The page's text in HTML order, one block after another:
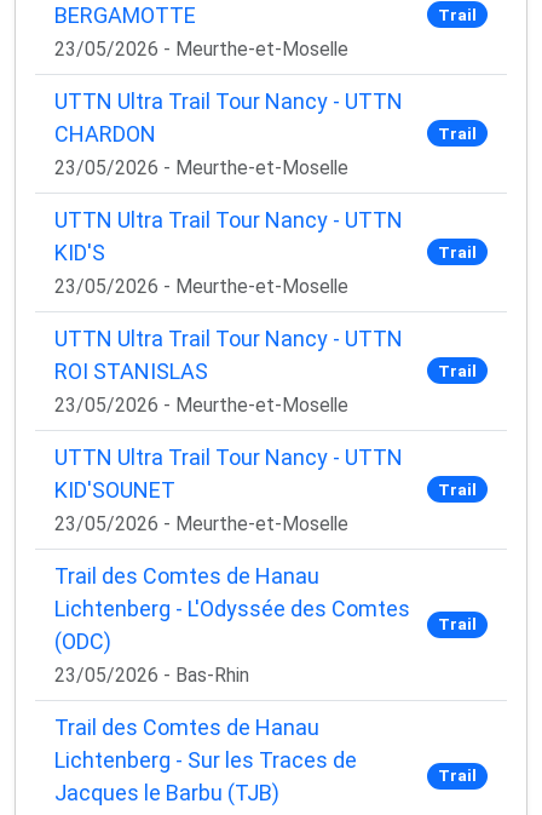
BERGAMOTTE
23/05/2026 - Meurthe-et-Moselle
Trail
UTTN Ultra Trail Tour Nancy - UTTN
CHARDON
23/05/2026 - Meurthe-et-Moselle
Trail
UTTN Ultra Trail Tour Nancy - UTTN
KID'S
23/05/2026 - Meurthe-et-Moselle
Trail
UTTN Ultra Trail Tour Nancy - UTTN
ROI STANISLAS
23/05/2026 - Meurthe-et-Moselle
Trail
UTTN Ultra Trail Tour Nancy - UTTN
KID'SOUNET
23/05/2026 - Meurthe-et-Moselle
Trail
Trail des Comtes de Hanau
Lichtenberg - L'Odyssée des Comtes
(ODC)
23/05/2026 - Bas-Rhin
Trail
Trail des Comtes de Hanau
Lichtenberg - Sur les Traces de
Jacques le Barbu (TJB)
Trail